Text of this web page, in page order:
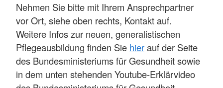
Nehmen Sie bitte mit Ihrem Ansprechpartner
vor Ort, siehe oben rechts, Kontakt auf.
Weitere Infos zur neuen, generalistischen
Pflegeausbildung finden Sie hierauf der Seite
des Bundesministeriums für Gesundheit sowie
in dem unten stehenden Youtube-Erklärvideo